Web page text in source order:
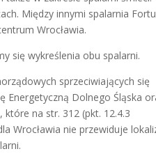
Między innymi spalarnia
Wrocławia.
się wykreślenia obu spalarni.
sprzeciwiających się
Energetyczną Dolnego Śląska
na str. 312 (pkt. 12.4.3
Wrocławia nie przewiduje